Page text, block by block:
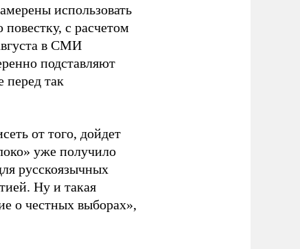
использовать
с расчетом
в СМИ
подставляют
перед так
от того, дойдет
уже получило
русскоязычных
Ну и такая
о честных выборах»,